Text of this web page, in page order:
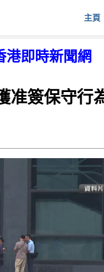
主頁
港即時新聞網
准簽保守行